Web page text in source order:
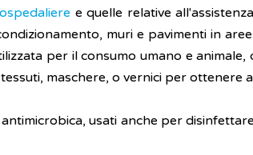
e quelle relative
muri e pavimenti in
per il consumo umano e animale,
maschere, o vernici per
usati anche per